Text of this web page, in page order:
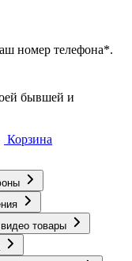
номер телефона*.
бывшей и
Корзина
товары